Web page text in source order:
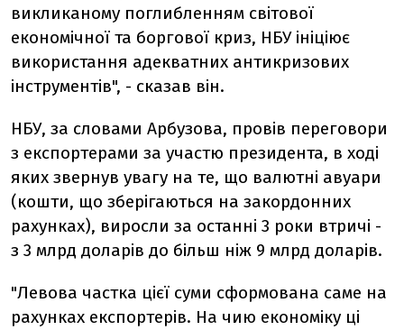
викликаному поглибленням світової
економічної та боргової криз, НБУ ініціює
використання адекватних антикризових
інструментів", - сказав він.
НБУ, за словами Арбузова, провів переговори
з експортерами за участю президента, в ході
яких звернув увагу на те, що валютні авуари
(кошти, що зберігаються на закордонних
рахунках), виросли за останні 3 роки втричі -
з 3 млрд доларів до більш ніж 9 млрд доларів.
"Левова частка цієї суми сформована саме на
рахунках експортерів. На чию економіку ці